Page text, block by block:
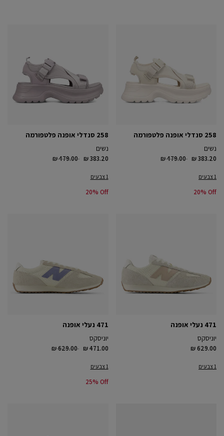
258 סנדלי אופנה פלטפורמה
נשים
Price reduced from
₪ 479.00 to₪ 383.20
1 צבעים
20% Off
258 סנדלי אופנה פלטפורמה
נשים
Price reduced from
₪ 479.00 to₪ 383.20
1 צבעים
20% Off
471 נעלי אופנה
יוניסקס
₪ 629.00
1 צבעים
471 נעלי אופנה
יוניסקס
Price reduced from
₪ 629.00 to₪ 471.00
1 צבעים
25% Off